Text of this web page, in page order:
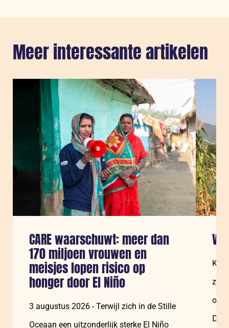
Meer interessante artikelen
Sla carousel over
CARE waarschuwt: meer dan
170 miljoen vrouwen en
meisjes lopen risico op
honger door El Niño
3 augustus 2026 - Terwijl zich in de Stille
Oceaan een uitzonderlijk sterke El Niño